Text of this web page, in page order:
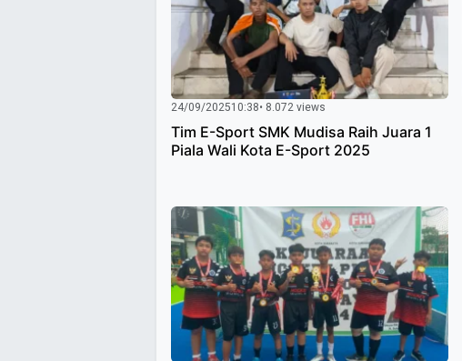
24/09/202510:38• 8.072 views
Tim E-Sport SMK Mudisa Raih Juara 1
Piala Wali Kota E-Sport 2025